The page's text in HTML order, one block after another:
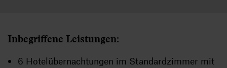
Inbegriffene Leistungen:
6 Hotelübernachtungen im Standardzimmer mit